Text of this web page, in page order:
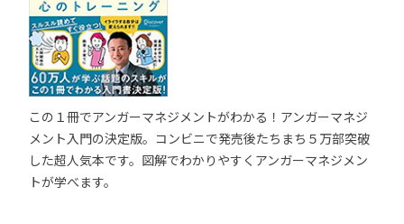
この１冊でアンガーマネジメントがわかる！アンガーマネジ
メント入門の決定版。コンビニで発売後たちまち５万部突破
した超人気本です。図解でわかりやすくアンガーマネジメン
トが学べます。